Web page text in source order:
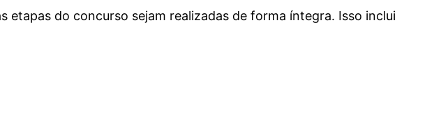
etapas do concurso sejam realizadas de forma íntegra. Isso inclui